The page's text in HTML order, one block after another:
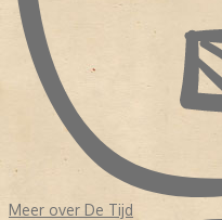
september 1990 definitief viel.
Meer over De Tijd